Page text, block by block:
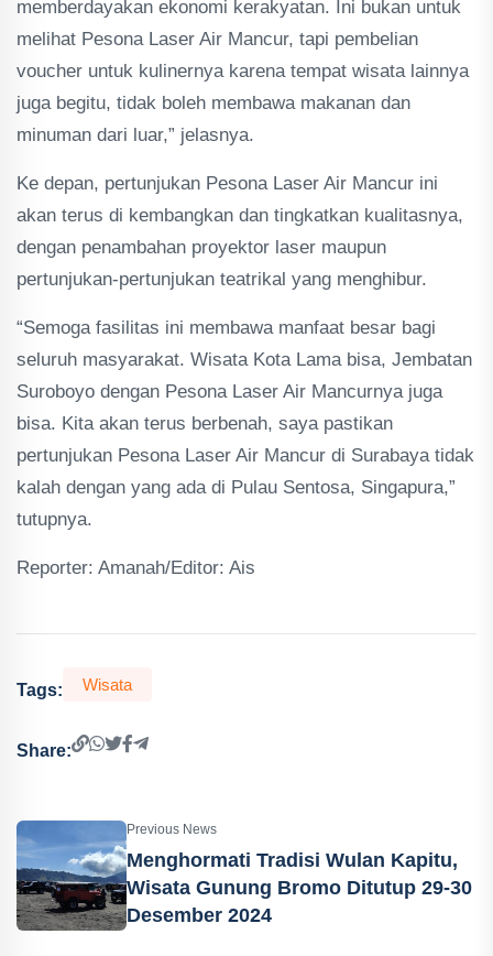
memberdayakan ekonomi kerakyatan. Ini bukan untuk
melihat Pesona Laser Air Mancur, tapi pembelian
voucher untuk kulinernya karena tempat wisata lainnya
juga begitu, tidak boleh membawa makanan dan
minuman dari luar,” jelasnya.
Ke depan, pertunjukan Pesona Laser Air Mancur ini
akan terus di kembangkan dan tingkatkan kualitasnya,
dengan penambahan proyektor laser maupun
pertunjukan-pertunjukan teatrikal yang menghibur.
“Semoga fasilitas ini membawa manfaat besar bagi
seluruh masyarakat. Wisata Kota Lama bisa, Jembatan
Suroboyo dengan Pesona Laser Air Mancurnya juga
bisa. Kita akan terus berbenah, saya pastikan
pertunjukan Pesona Laser Air Mancur di Surabaya tidak
kalah dengan yang ada di Pulau Sentosa, Singapura,”
tutupnya.
Reporter: Amanah/Editor: Ais
Tags: Wisata
Share:
Previous News
Menghormati Tradisi Wulan Kapitu,
Wisata Gunung Bromo Ditutup 29-30
Desember 2024